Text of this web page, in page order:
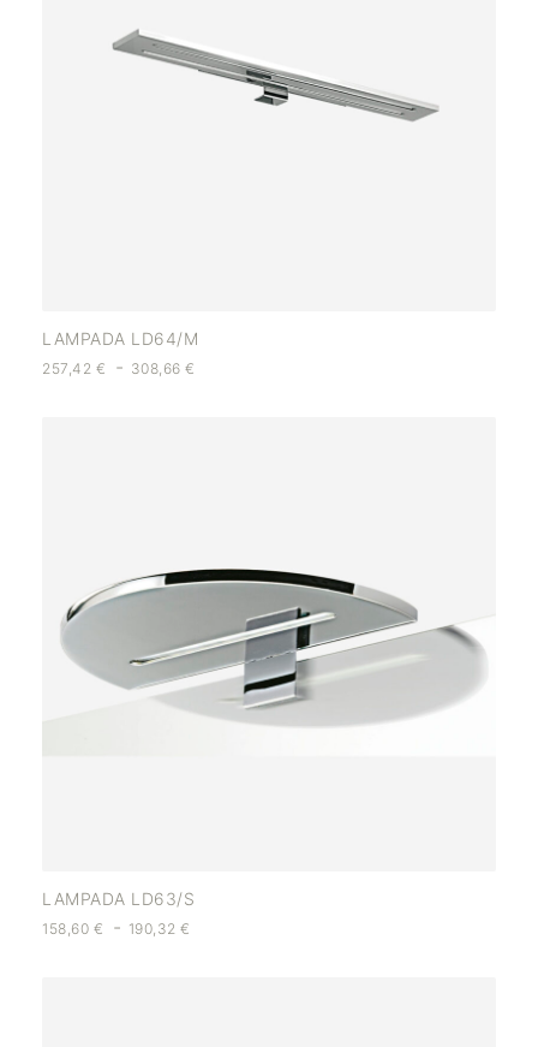
LAMPADA LD64/M
257,42 € - 308,66€
LAMPADA LD63/S
158,60 € - 190,32€